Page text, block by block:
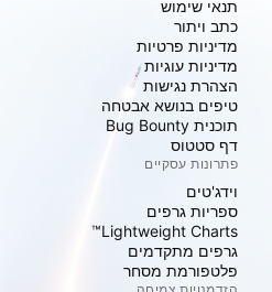
תנאי שימוש
כתב ויתור
מדיניות פרטיות
מדיניות עוגיות
הצהרת נגישות
טיפים בנושא אבטחה
תוכנית Bug Bounty
דף סטטוס
פתרונות עסקיים
וידג'טים
ספריות גרפים
Lightweight Charts™
גרפים מתקדמים
פלטפורמת מסחר